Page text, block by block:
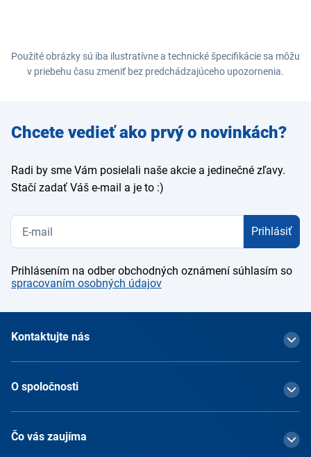
Použité obrázky sú iba ilustratívne a technické špecifikácie sa môžu
v priebehu času zmeniť bez predchádzajúceho upozornenia.
Zadajte
e-mail
Chcete vedieť ako prvý o novinkách?
Radi by sme Vám posielali naše akcie a jedinečné zľavy.
Stačí zadať Váš e-mail a je to :)
Prihlásiť
Prihlásením na odber obchodných oznámení súhlasím so
spracovaním osobných údajov
Kontaktujte nás
O spoločnosti
Čo vás zaujíma